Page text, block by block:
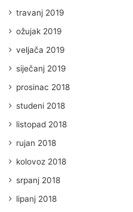
travanj 2019
ožujak 2019
veljača 2019
siječanj 2019
prosinac 2018
studeni 2018
listopad 2018
rujan 2018
kolovoz 2018
srpanj 2018
lipanj 2018